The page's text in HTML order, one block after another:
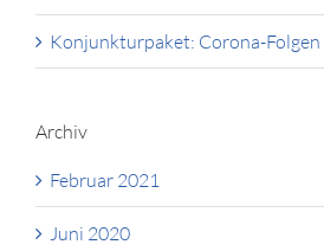
Konjunkturpaket: Corona-Folgen
Archiv
Februar 2021
Juni 2020